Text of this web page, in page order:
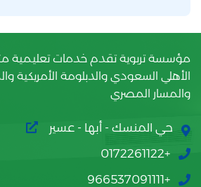
مؤسسة تربوية تقدم خدمات تعليمية
الأهلي السعودي والدبلومة الأمريكية
والمسار المصري
حي المنسك - أبها - عسير
+0172261122
+966537091111